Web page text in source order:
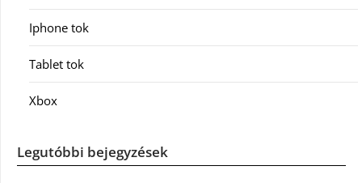
Iphone tok
Tablet tok
Xbox
Legutóbbi bejegyzések